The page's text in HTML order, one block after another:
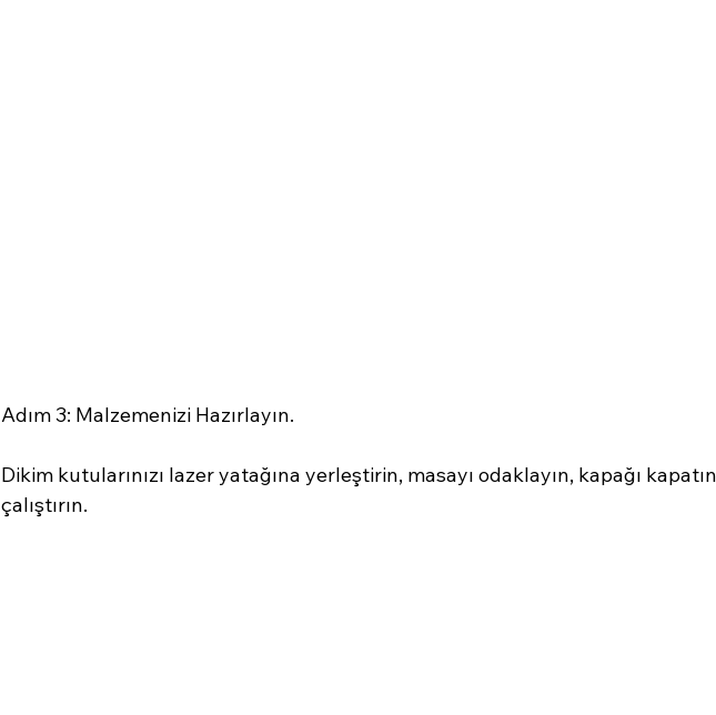
Adım 3: Malzemenizi Hazırlayın.
Dikim kutularınızı lazer yatağına yerleştirin, masayı odaklayın, kapağı
çalıştırın.